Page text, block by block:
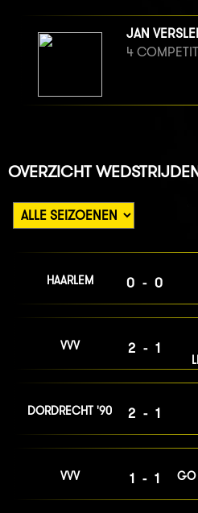
JAN
4
OVERZICHT
HAARLEM 0-0
VVV 2-1
DORDRECHT '90 2-1
VVV 1-1 GO